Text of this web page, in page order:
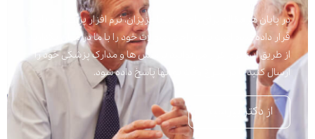
در پایان هر مقاله برای راحتی شما عزیزان، نرم افزار پرسش و پاسخ
قرار داده شده است تا به راحتی سوالات خود را با ما در میان بگذارید.
از طریق این نرم افزار می توانید پرسش ها و مدارک پزشکی خود را
ارسال کنید تا در اسرع وقت به آنها پاسخ داده شود.
از دکتر بپرسید